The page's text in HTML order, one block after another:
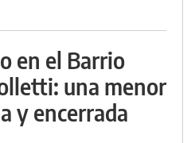
en el Barrio
una menor
y encerrada